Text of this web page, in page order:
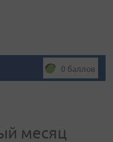
0 баллов
месяц